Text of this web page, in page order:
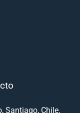
Santiago, Chile.